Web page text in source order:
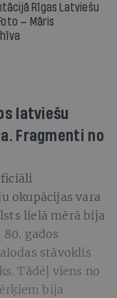
Rīgas Latviešu
— Māris
latviešu
Fragmenti no
okupācijas vara
lielā mērā bija
gados
stāvoklis
Tādēļ viens no
bija